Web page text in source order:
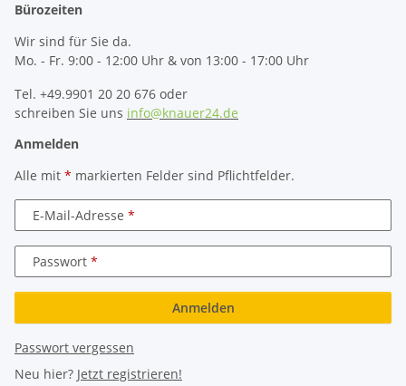
Bürozeiten
Wir sind für Sie da.
Mo. - Fr. 9:00 - 12:00 Uhr & von 13:00 - 17:00 Uhr
Tel. +49.9901 20 20 676 oder
schreiben Sie uns info@knauer24.de
Anmelden
Alle mit * markierten Felder sind Pflichtfelder.
E-Mail-Adresse
Passwort
Anmelden
Passwort vergessen
Neu hier? Jetzt registrieren!